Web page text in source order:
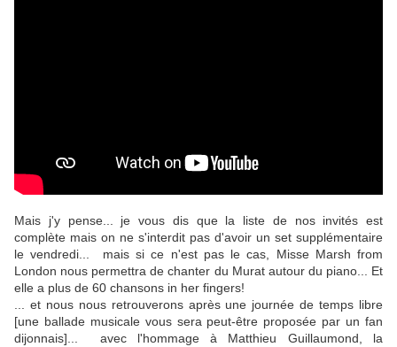
Mais j'y pense... je vous dis que la liste de nos invités est
complète mais on ne s'interdit pas d'avoir un set supplémentaire
le vendredi... mais si ce n'est pas le cas, Misse Marsh from
London nous permettra de chanter du Murat autour du piano... Et
elle a plus de 60 chansons in her fingers!
... et nous nous retrouverons après une journée de temps libre
[une ballade musicale vous sera peut-être proposée par un fan
dijonnais]... avec l'hommage à Matthieu Guillaumond, la